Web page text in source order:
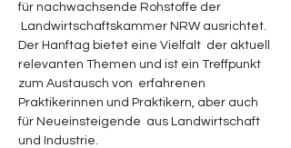
für nachwachsende Rohstoffe der
Landwirtschaftskammer NRW ausrichtet.
Der Hanftag bietet eine Vielfalt  der aktuell
relevanten Themen und ist ein Treffpunkt
zum Austausch von  erfahrenen
Praktikerinnen und Praktikern, aber auch
für Neueinsteigende  aus Landwirtschaft
und Industrie.